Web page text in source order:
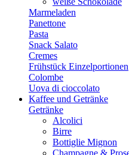
Marmeladen
Panettone
Pasta
Snack Salato
Cremes
Frühstück Einzelportionen
Colombe
Uova di cioccolato
Kaffee und Getränke
Getränke
Alcolici
Birre
Bottiglie Mignon
Champagne &